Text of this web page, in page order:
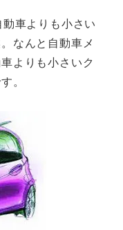
車よりも小さい
なんと自動車メ
よりも小さいク
。